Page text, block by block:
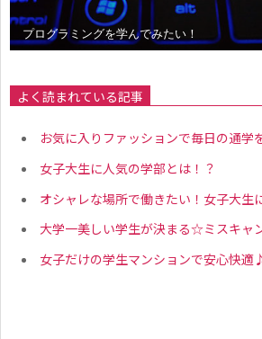
プログラミングを学んでみたい！
よく読まれている記事
お気に入りファッションで毎日の通学
女子大生に人気の学部とは！？
オシャレな場所で働きたい！女子大生
大学一美しい学生が決まる☆ミスキャ
女子だけの学生マンションで安心快適♪